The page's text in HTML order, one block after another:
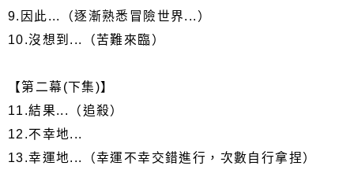
9.因此...（逐漸熟悉冒險世界...）
10.沒想到...（苦難來臨）
【第二幕(下集)】
11.結果...（追殺）
12.不幸地...
13.幸運地...（幸運不幸交錯進行，次數自行拿捏）